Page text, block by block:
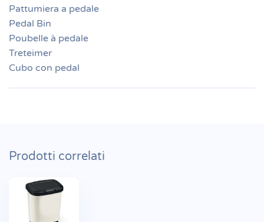
Pattumiera a pedale
Pedal Bin
Poubelle à pedale
Treteimer
Cubo con pedal
Prodotti correlati